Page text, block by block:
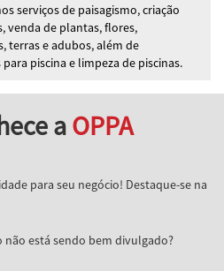
serviços de paisagismo, criação
venda de plantas, flores,
terras e adubos, além de
piscina e limpeza de piscinas.
aOPPA
para seu negócio! Destaque-se na
não está sendo bem divulgado?